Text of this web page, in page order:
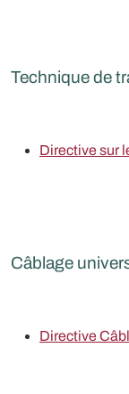
Technique de
Directive sur
Câblage
Directive